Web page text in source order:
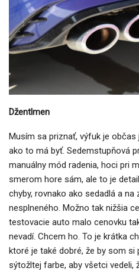
Džentlmen
Musím sa priznať, výfuk je
ako to má byť. Sedemstupňová
manuálny mód radenia, hoci pri
smerom hore sám, ale to je
chyby, rovnako ako sedadlá a
nesplneného. Možno tak nižšia
testovacie auto malo cenovku
nevadí. Chcem ho. To je krátka
ktoré je také dobré, že by som si
sýtožltej farbe, aby všetci vedeli,